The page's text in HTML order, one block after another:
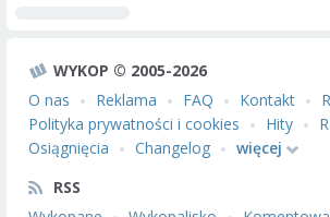
WYKOP © 2005-2026
O nas
Reklama FAQ Kontakt
Polityka prywatności i cookies
Hity
Osiągnięcia
Changelog
więcej
RSS